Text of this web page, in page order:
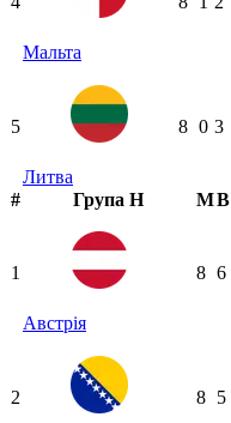
Мальта
5
Литва
8 0 3
# Група H МВ
1
Австрія
8 6
2 8 5